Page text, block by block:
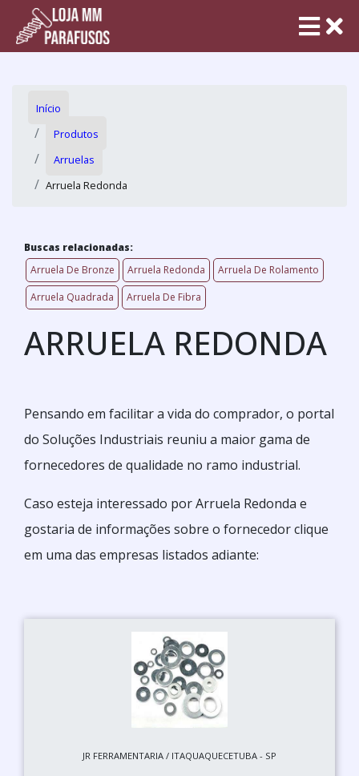
Início
Produtos
Arruelas
Arruela Redonda
Buscas relacionadas:
Arruela De Bronze
Arruela Redonda
Arruela De Rolamento
Arruela Quadrada
Arruela De Fibra
ARRUELA REDONDA
Pensando em facilitar a vida do comprador, o portal
do Soluções Industriais reuniu a maior gama de
fornecedores de qualidade no ramo industrial.
Caso esteja interessado por Arruela Redonda e
gostaria de informações sobre o fornecedor clique
em uma das empresas listados adiante:
JR FERRAMENTARIA / ITAQUAQUECETUBA - SP